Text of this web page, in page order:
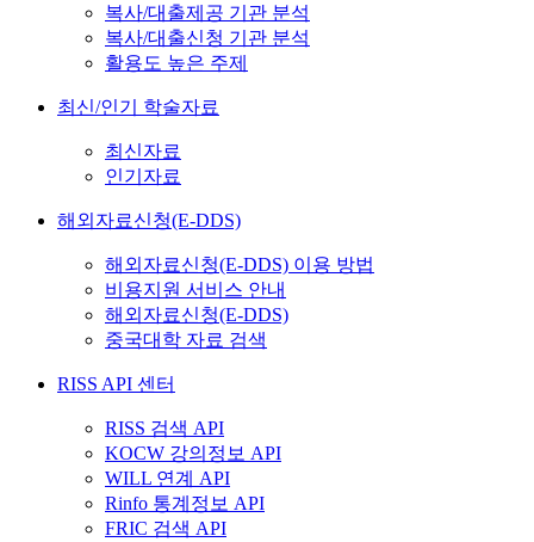
복사/대출제공 기관 분석
복사/대출신청 기관 분석
활용도 높은 주제
최신/인기 학술자료
최신자료
인기자료
해외자료신청(E-DDS)
해외자료신청(E-DDS) 이용 방법
비용지원 서비스 안내
해외자료신청(E-DDS)
중국대학 자료 검색
RISS API 센터
RISS 검색 API
KOCW 강의정보 API
WILL 연계 API
Rinfo 통계정보 API
FRIC 검색 API